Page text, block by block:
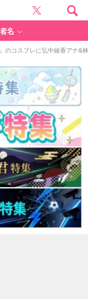
名
のコスプレに弘中綾香アナ&